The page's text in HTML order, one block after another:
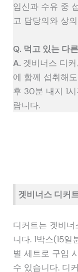
임신과 수유 중
고 담당의와 상
Q. 먹고 있는 다
A. 겟비너스 디
에 함께 섭취해
후 30분 내지 1
랍니다.
겟비너스 디커
디커트는 겟비
니다. 1박스(15
별 세트로 구입
수 있습니다. 디